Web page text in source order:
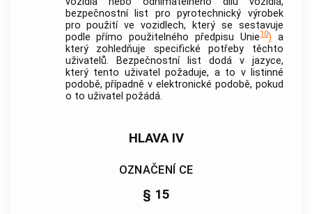
bezpečnostní list propyrotechnický výrobek
pro použití ve vozidlech, který se sestavuje
podle přímo použitelného předpisu Unie10) a
který zohledňuje specifické potřeby těchto
uživatelů. Bezpečnostní list dodá v jazyce,
který tento uživatel požaduje, a to v listinné
podobě, případně v elektronické podobě, pokud
o to uživatel požádá.
HLAVA IV
OZNAČENÍ CE
§ 15